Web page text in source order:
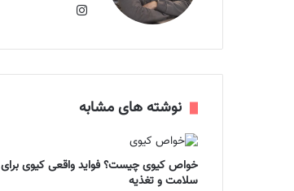
نوشته های مشابه
خواص کیوی چیست؟ فواید واقعی کیوی برای
سلامت و تغذیه